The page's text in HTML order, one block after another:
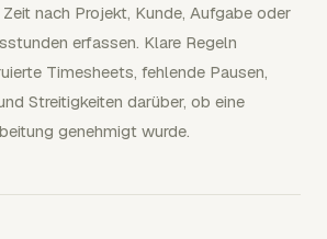
nach Projekt, Kunde, Aufgabe oder
erfassen. Klare Regeln
Timesheets, fehlende Pausen,
Streitigkeiten darüber, ob eine
genehmigt wurde.